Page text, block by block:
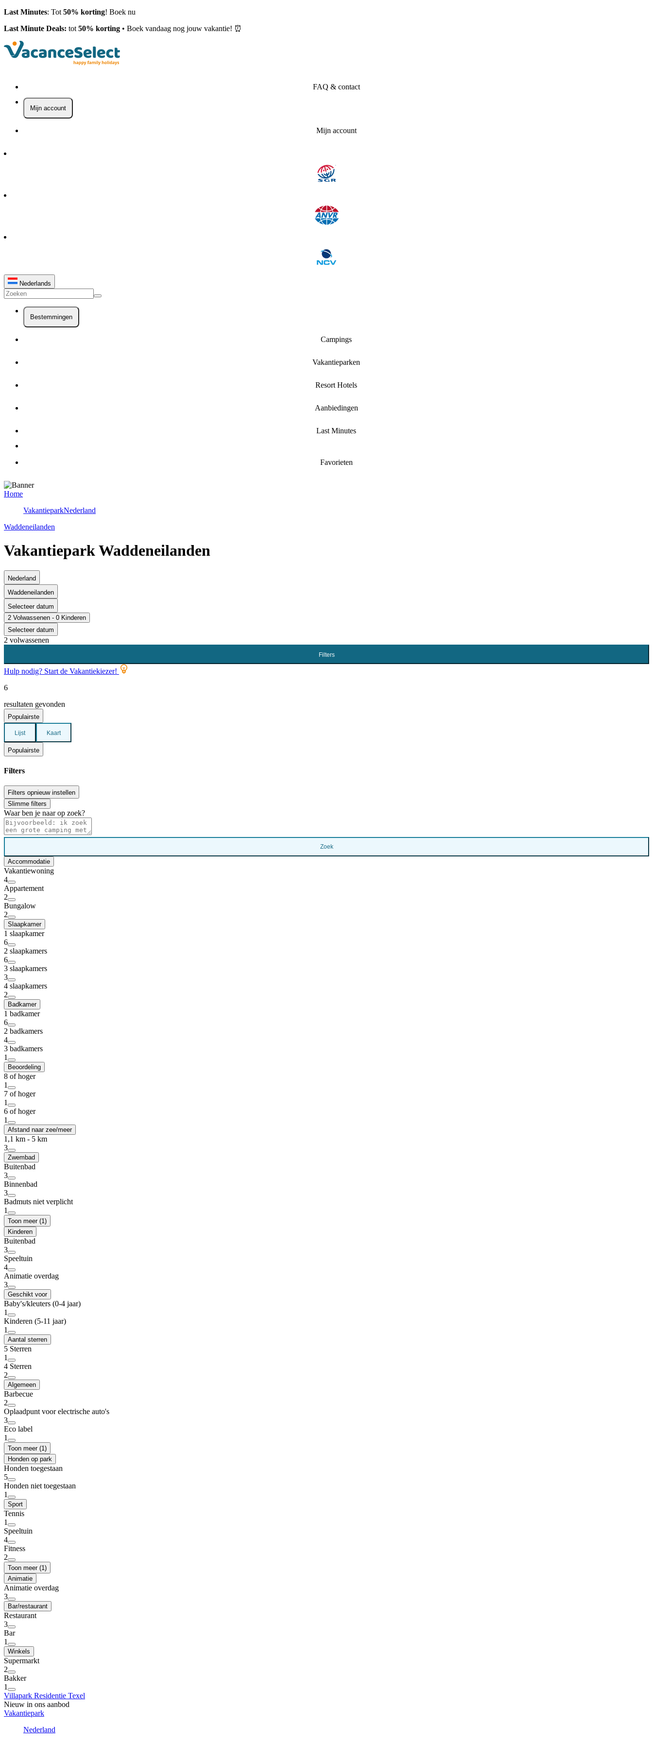
Last Minutes: Tot 50% korting! Boek nu
Last Minute Deals: tot 50% korting • Boek vandaag nog jouw vakantie! ⏰
FAQ & contact
Mijn account
Mijn account
Nederlands
Bestemmingen
Campings
Vakantieparken
Resort Hotels
Aanbiedingen
Last Minutes
Favorieten
Home
VakantieparkNederland
Waddeneilanden
Vakantiepark Waddeneilanden
Nederland
Waddeneilanden
Selecteer datum
2 Volwassenen - 0 Kinderen
Selecteer datum
2 volwassenen
Filters
Hulp nodig? Start de Vakantiekiezer!
6
resultaten gevonden
Populairste
Lijst Kaart
Populairste
Filters
Filters opnieuw instellen
Slimme filters
Waar ben je naar op zoek?
Zoek
Accommodatie
Vakantiewoning
4
Appartement
2
Bungalow
2
Slaapkamer
1 slaapkamer
6
2 slaapkamers
6
3 slaapkamers
3
4 slaapkamers
2
Badkamer
1 badkamer
6
2 badkamers
4
3 badkamers
1
Beoordeling
8 of hoger
1
7 of hoger
1
6 of hoger
1
Afstand naar zee/meer
1,1 km - 5 km
3
Zwembad
Buitenbad
3
Binnenbad
3
Badmuts niet verplicht
1
Toon meer (1)
Kinderen
Buitenbad
3
Speeltuin
4
Animatie overdag
3
Geschikt voor
Baby's/kleuters (0-4 jaar)
1
Kinderen (5-11 jaar)
1
Aantal sterren
5 Sterren
1
4 Sterren
2
Algemeen
Barbecue
2
Oplaadpunt voor electrische auto's
3
Eco label
1
Toon meer (1)
Honden op park
Honden toegestaan
5
Honden niet toegestaan
1
Sport
Tennis
1
Speeltuin
4
Fitness
2
Toon meer (1)
Animatie
Animatie overdag
3
Bar/restaurant
Restaurant
3
Bar
1
Winkels
Supermarkt
2
Bakker
1
Villapark Residentie Texel
Nieuw in ons aanbod
Vakantiepark
Nederland